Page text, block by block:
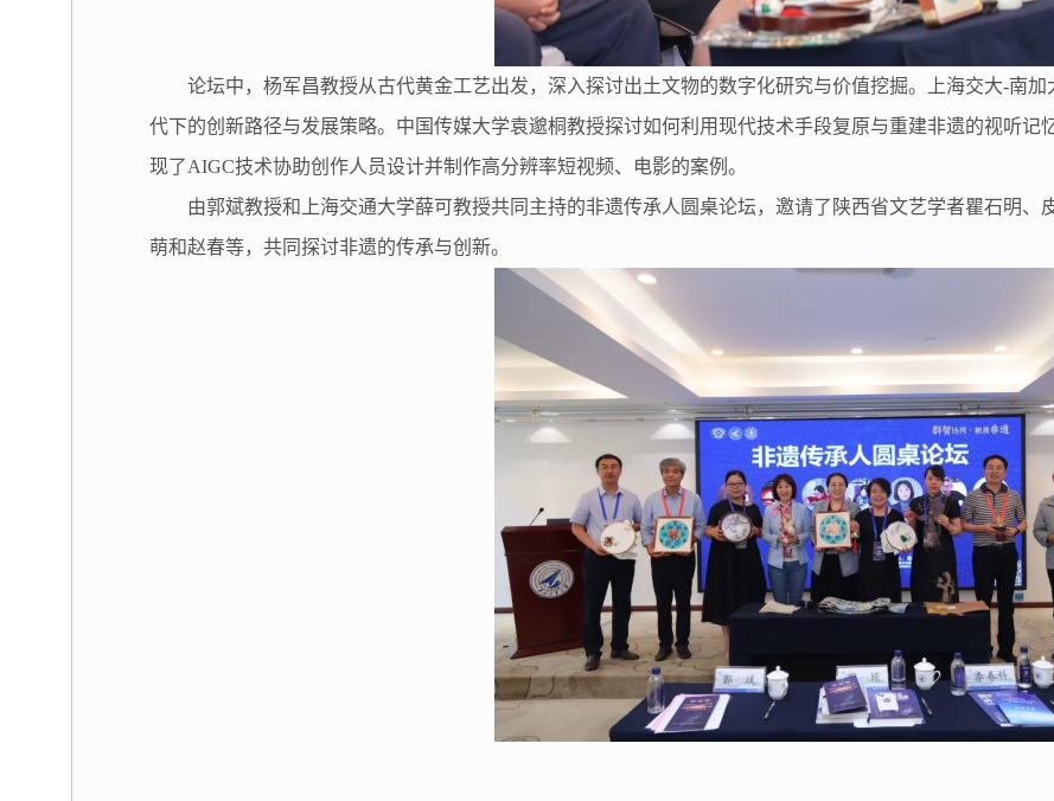
论坛中，杨军昌教授从古代黄金工艺出发，深入探讨出土文物的数字化研究与价值挖掘。上海交大-南
代下的创新路径与发展策略。中国传媒大学袁邈桐教授探讨如何利用现代技术手段复原与重建非遗的视听
现了AIGC技术协助创作人员设计并制作高分辨率短视频、电影的案例。
由郭斌教授和上海交通大学薛可教授共同主持的非遗传承人圆桌论坛，邀请了陕西省文艺学者瞿石明
萌和赵春等，共同探讨非遗的传承与创新。